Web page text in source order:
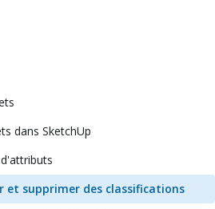
dans SketchUp
et supprimer des classifications